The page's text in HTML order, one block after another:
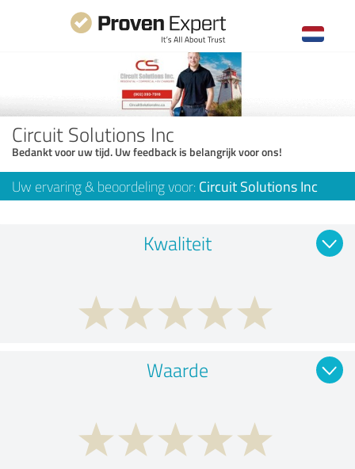
Circuit Solutions Inc
Bedankt voor uw tijd. Uw feedback is belangrijk voor ons!
Uw ervaring & beoordeling voor: Circuit Solutions Inc
Kwaliteit
Waarde